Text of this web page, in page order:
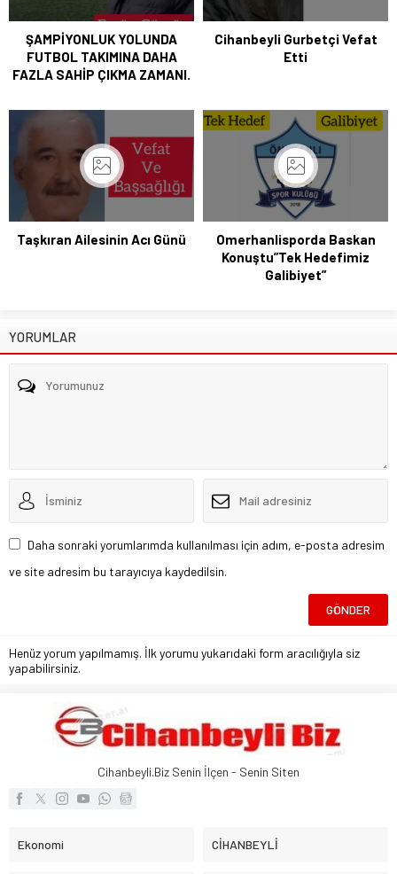
ŞAMPİYONLUK YOLUNDA
FUTBOL TAKIMINA DAHA
FAZLA SAHİP ÇIKMA ZAMANI.
Cihanbeyli Gurbetçi Vefat
Etti
Taşkıran Ailesinin Acı Günü
Omerhanlisporda Baskan
Konuştu”Tek Hedefimiz
Galibiyet”
YORUMLAR
Daha sonraki yorumlarımda kullanılması için adım, e-posta adresim
ve site adresim bu tarayıcıya kaydedilsin.
Henüz yorum yapılmamış. İlk yorumu yukarıdaki form aracılığıyla siz
yapabilirsiniz.
Cihanbeyli.Biz Senin İlçen - Senin Siten
Ekonomi CİHANBEYLİ